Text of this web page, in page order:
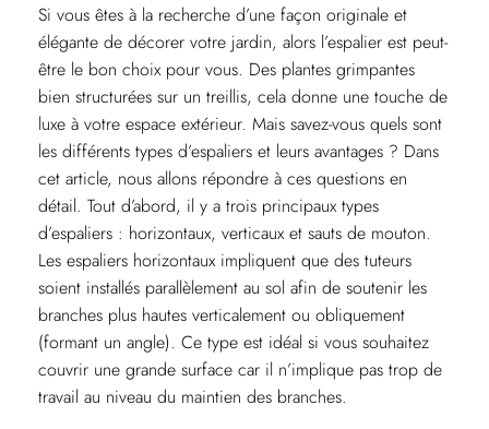
Si vous êtes à la recherche d’une façon originale et
élégante de décorer votre jardin, alors l’espalier est peut-
être le bon choix pour vous. Des plantes grimpantes
bien structurées sur un treillis, cela donne une touche de
luxe à votre espace extérieur. Mais savez-vous quels sont
les différents types d’espaliers et leurs avantages ? Dans
cet article, nous allons répondre à ces questions en
détail. Tout d’abord, il y a trois principaux types
d’espaliers : horizontaux, verticaux et sauts de mouton.
Les espaliers horizontaux impliquent que des tuteurs
soient installés parallèlement au sol afin de soutenir les
branches plus hautes verticalement ou obliquement
(formant un angle). Ce type est idéal si vous souhaitez
couvrir une grande surface car il n’implique pas trop de
travail au niveau du maintien des branches.